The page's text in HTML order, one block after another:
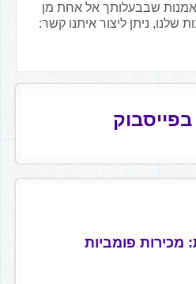
אמנות שבבעלותך אל אחת מן
שלנו, ניתן ליצור איתנו קשר:
מכירות פומביות